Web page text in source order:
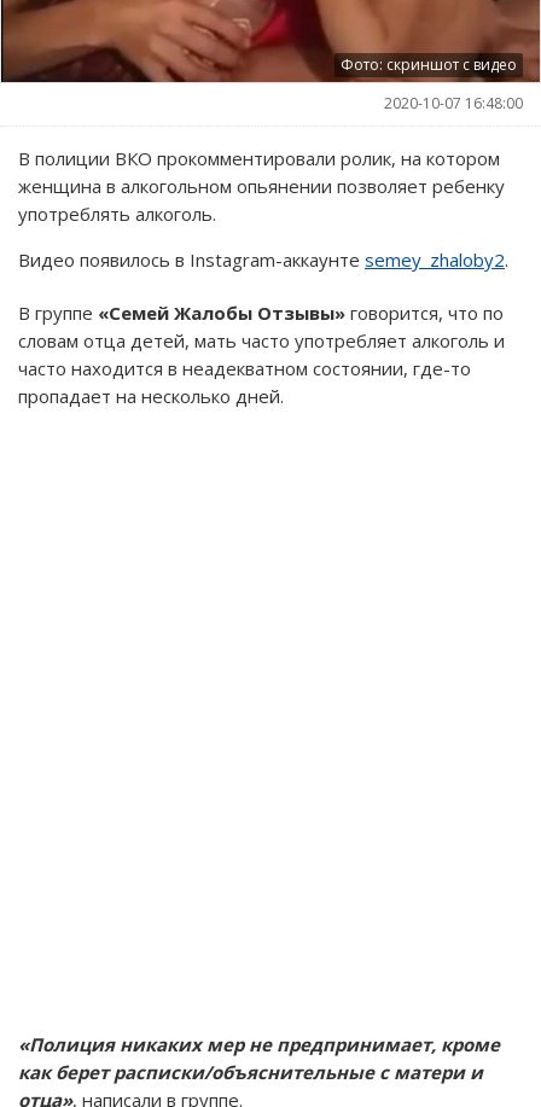
Фото: скриншот с видео
2020-10-07 16:48:00
В полиции ВКО прокомментировали ролик, на котором
женщина в алкогольном опьянении позволяет ребенку
употреблять алкоголь.
Видео появилось в Instagram-аккаунте semey_zhaloby2.
В группе «Семей Жалобы Отзывы» говорится, что по
словам отца детей, мать часто употребляет алкоголь и
часто находится в неадекватном состоянии, где-то
пропадает на несколько дней.
«Полиция никаких мер не предпринимает, кроме
как берет расписки/объяснительные с матери и
отца», написали в группе.